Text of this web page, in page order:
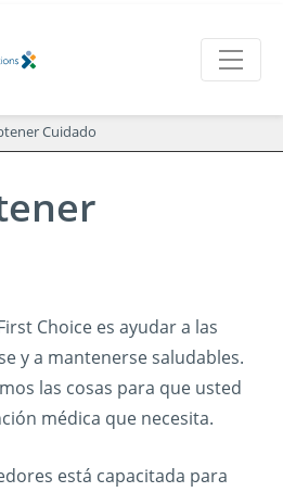
Cuidado
Choice es ayudar a las
y a mantenerse saludables.
las cosas para que usted
médica que necesita.
está capacitada para